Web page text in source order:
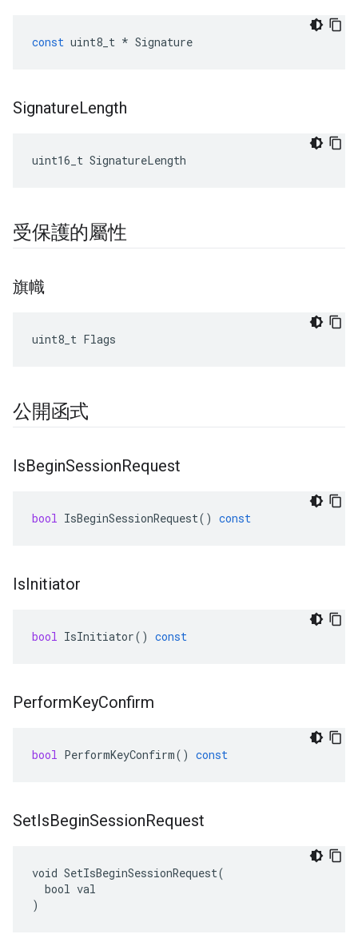
const uint8_t * Signature
SignatureLength
uint16_t SignatureLength
受保護的屬性
旗幟
uint8_t Flags
公開函式
IsBeginSessionRequest
bool IsBeginSessionRequest() const
IsInitiator
bool IsInitiator() const
PerformKeyConfirm
bool PerformKeyConfirm() const
SetIsBeginSessionRequest
void SetIsBeginSessionRequest(
  bool val
)